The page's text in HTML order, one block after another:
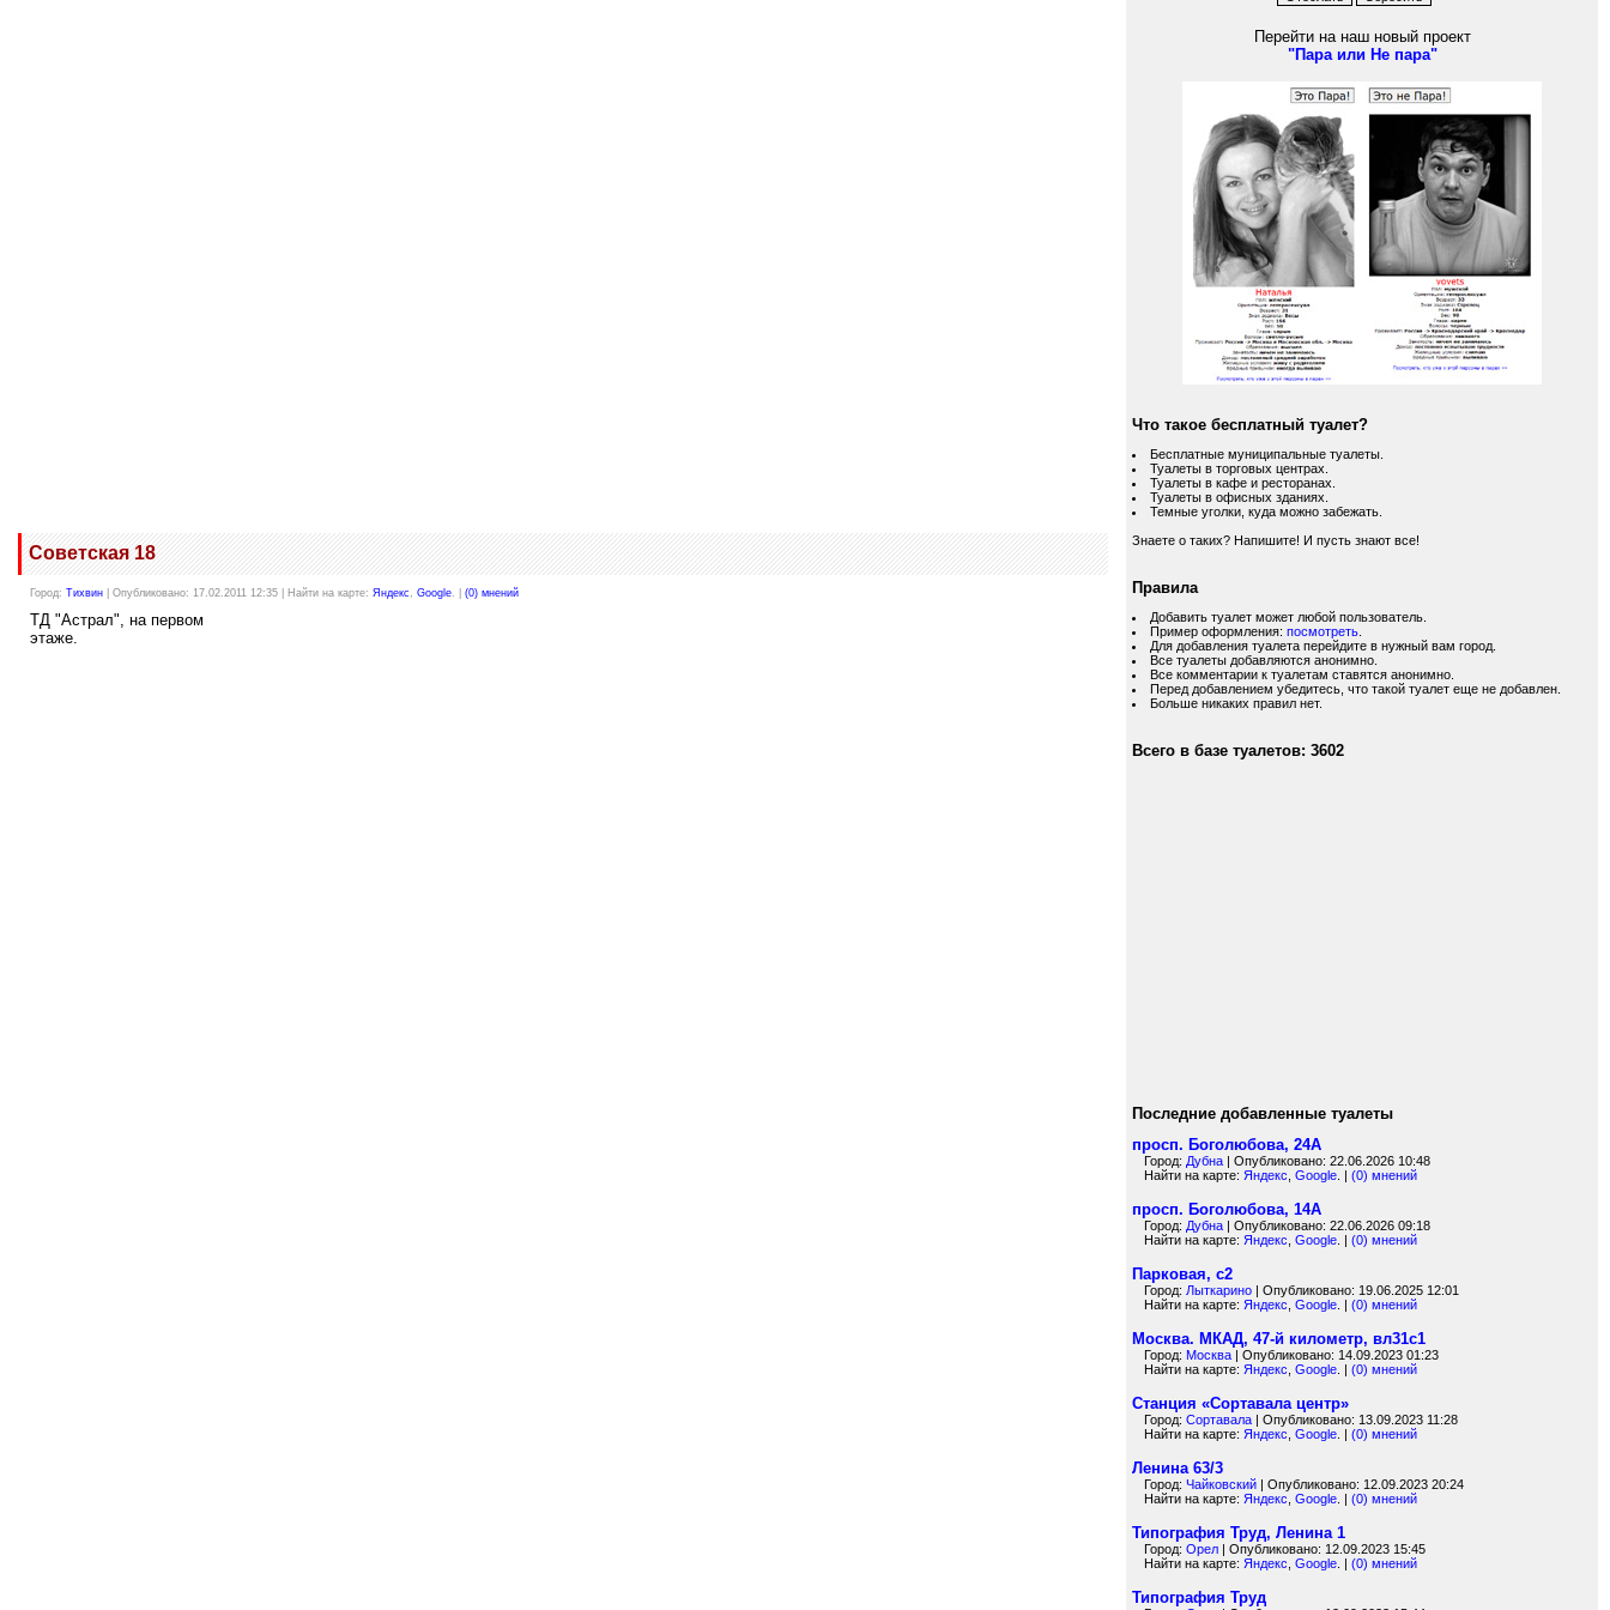
Советская 18
Город: Тихвин | Опубликовано: 17.02.2011 12:35 | Найти на карте: Яндекс , Google. | (0) мнений
ТД "Астрал", на первом
этаже.
Перейти на наш новый проект
"Пара или Не пара"
Что такое бесплатный туалет?
Бесплатные муниципальные туалеты.
Туалеты в торговых центрах.
Туалеты в кафе и ресторанах.
Туалеты в офисных зданиях.
Темные уголки, куда можно забежать.
Знаете о таких? Напишите! И пусть знают все!
Правила
Добавить туалет может любой пользователь.
Пример оформления: посмотреть.
Для добавления туалета перейдите в нужный вам город.
Все туалеты добавляются анонимно.
Все комментарии к туалетам ставятся анонимно.
Перед добавлением убедитесь, что такой туалет еще не добавлен.
Больше никаких правил нет.
Всего в базе туалетов: 3602
Последние добавленные туалеты
просп. Боголюбова, 24А
Город: Дубна | Опубликовано: 22.06.2026 10:48
Найти на карте: Яндекс Google . | (0) мнений
просп. Боголюбова, 14А
Город: Дубна | Опубликовано: 22.06.2026 09:18
Найти на карте: Яндекс Google . | (0) мнений
Парковая, с2
Город: Лыткарино | Опубликовано: 19.06.2025 12:01
Найти на карте: Яндекс Google . | (0) мнений
Москва. МКАД, 47-й километр, вл31с1
Город: Москва | Опубликовано: 14.09.2023 01:23
Найти на карте: Яндекс Google . | (0) мнений
Станция «Сортавала центр»
Город: Сортавала | Опубликовано: 13.09.2023 11:28
Найти на карте: Яндекс Google . | (0) мнений
Ленина 63/3
Город: Чайковский | Опубликовано: 12.09.2023 20:24
Найти на карте: Яндекс Google . | (0) мнений
Типография Труд, Ленина 1
Город: Орел | Опубликовано: 12.09.2023 15:45
Найти на карте: Яндекс Google . | (0) мнений
Типография Труд